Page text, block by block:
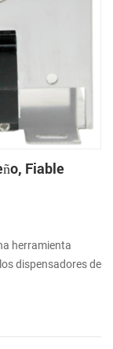
Fiable
herramienta
dispensadores de
y otras
de sus
fabrica una